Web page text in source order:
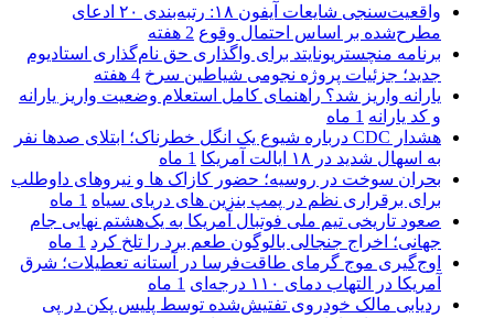
واقعیت‌سنجی شایعات آیفون ۱۸: رتبه‌بندی ۲۰ ادعای
مطرح‌شده بر اساس احتمال وقوع 2 هفته
برنامه منچستریونایتد برای واگذاری حق نام‌گذاری استادیوم
جدید؛ جزئیات پروژه نجومی شیاطین سرخ 4 هفته
یارانه واریز شد؟ راهنمای کامل استعلام وضعیت واریز یارانه
و کد یارانه 1 ماه
هشدار CDC درباره شیوع یک انگل خطرناک؛ ابتلای صدها نفر
به اسهال شدید در ۱۸ ایالت آمریکا
1 ماه
بحران سوخت در روسیه؛ حضور کازاک‌ ها و نیروهای داوطلب
برای برقراری نظم در پمپ بنزین‌ های دریای سیاه 1 ماه
صعود تاریخی تیم ملی فوتبال آمریکا به یک‌هشتم نهایی جام
جهانی؛ اخراج جنجالی بالوگون طعم برد را تلخ کرد 1 ماه
اوج‌گیری موج گرمای طاقت‌فرسا در آستانه تعطیلات؛ شرق
آمریکا در التهاب دمای ۱۱۰ درجه‌ای
1 ماه
ردیابی مالک خودروی تفتیش‌شده توسط پلیس پکن در پی